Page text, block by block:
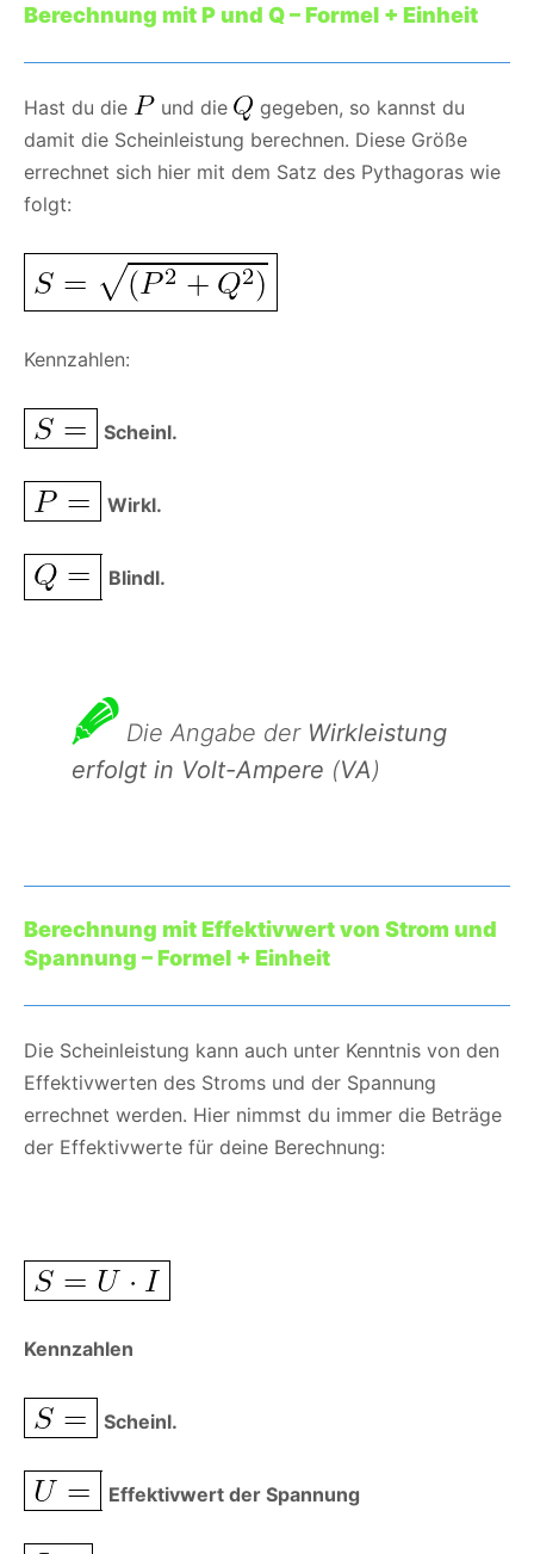
Berechnung mit P und Q – Formel + Einheit
Hast du die und die
gegeben, so kannst du
damit die Scheinleistung berechnen. Diese Größe
errechnet sich hier mit dem Satz des Pythagoras wie
folgt:
Kennzahlen:
Scheinl.
Wirkl.
Blindl.
Die Angabe der Wirkleistung
erfolgt in Volt-Ampere (VA)
Berechnung mit Effektivwert von Strom und
Spannung – Formel + Einheit
Die Scheinleistung kann auch unter Kenntnis von den
Effektivwerten des Stroms und der Spannung
errechnet werden. Hier nimmst du immer die Beträge
der Effektivwerte für deine Berechnung:
Kennzahlen
Scheinl.
Effektivwert der Spannung